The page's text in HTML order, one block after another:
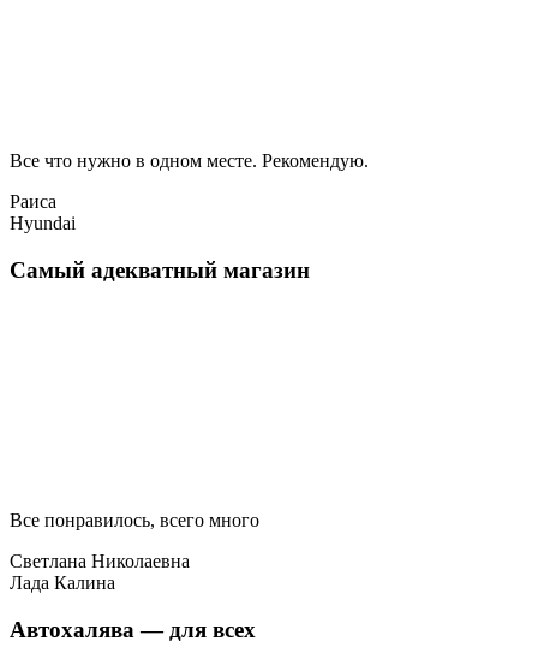
Все что нужно в одном месте. Рекомендую.
Раиса
Hyundai
Самый адекватный магазин
Все понравилось, всего много
Светлана Николаевна
Лада Калина
Автохалява — для всех